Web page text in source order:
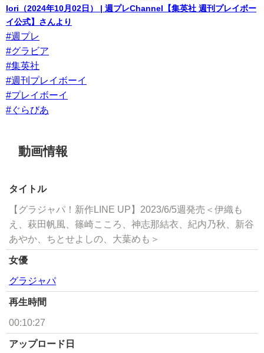
Iori（2024年10月02日） | 週プレChannel【集英社 週刊プレイボー
イ公式】さんより
#週プレ
#グラビア
#集英社
#週刊プレイボーイ
#プレイボーイ
#ぐらびあ
動画情報
タイトル
【グラジャパ！新作LINE UP】2023/6/5週発売＜伊織も
え、萩田帆風、篠崎こころ、神志那結衣、紀内乃秋、新谷
あやか、ちとせよしの、大葉めも＞
女優
グラジャパ
再生時間
00:10:27
アップロード日